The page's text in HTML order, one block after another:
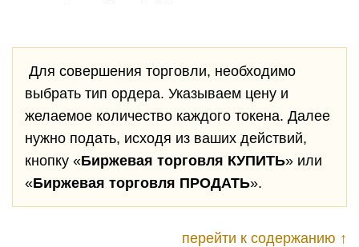
Для совершения торговли, необходимо
выбрать тип ордера. Указываем цену и
желаемое количество каждого токена. Далее
нужно подать, исходя из ваших действий,
кнопку «Биржевая торговля КУПИТЬ» или
«Биржевая торговля ПРОДАТЬ».
перейти к содержанию ↑